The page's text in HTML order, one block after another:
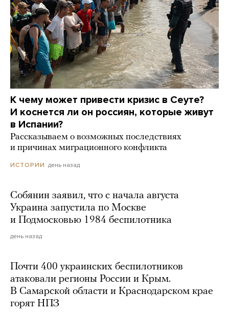
К чему может привести кризис в Сеуте?
И коснется ли он россиян, которые живут
в Испании?
Рассказываем о возможных последствиях
и причинах миграционного конфликта
ИСТОРИИ день назад
Собянин заявил, что с начала августа
Украина запустила по Москве
и Подмосковью 1984 беспилотника
день назад
Почти 400 украинских беспилотников
атаковали регионы России и Крым.
В Самарской области и Краснодарском крае
горят НПЗ